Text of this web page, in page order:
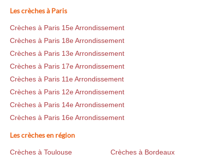
Les crèches à Paris
Crèches à Paris 15e Arrondissement
Crèches à Paris 18e Arrondissement
Crèches à Paris 13e Arrondissement
Crèches à Paris 17e Arrondissement
Crèches à Paris 11e Arrondissement
Crèches à Paris 12e Arrondissement
Crèches à Paris 14e Arrondissement
Crèches à Paris 16e Arrondissement
Les crèches en région
Crèches à Toulouse
Crèches à Bordeaux